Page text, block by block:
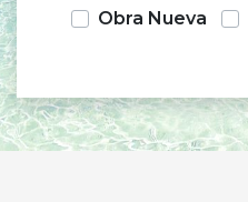
Obra Nueva